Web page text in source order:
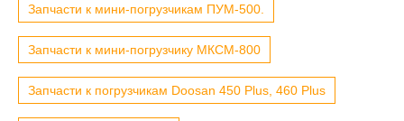
Запчасти к мини-погрузчикам ПУМ-500.
Запчасти к мини-погрузчику МКСМ-800
Запчасти к погрузчикам Doosan 450 Plus, 460 Plus